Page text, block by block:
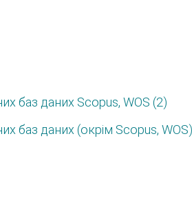
баз даних Scopus, WOS (2)
баз даних (окрім Scopus,